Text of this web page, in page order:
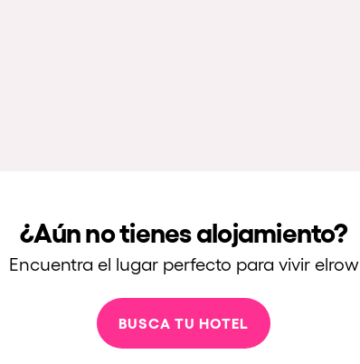
¿Aún no tienes alojamiento?
Encuentra el lugar perfecto para vivir elrow
BUSCA TU HOTEL